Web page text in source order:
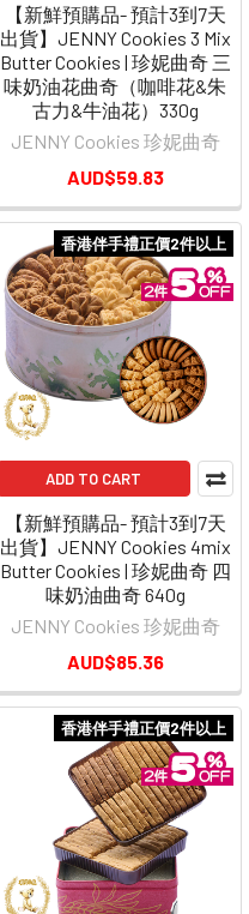
【新鮮預購品- 預計3到7天
出貨】JENNY Cookies 3 Mix
Butter Cookies | 珍妮曲奇 三
味奶油花曲奇（咖啡花&朱
古力&牛油花）330g
JENNY Cookies 珍妮曲奇
AUD$59.83
香港伴手禮正價2件以上
ADD TO CART
【新鮮預購品- 預計3到7天
出貨】JENNY Cookies 4mix
Butter Cookies | 珍妮曲奇 四
味奶油曲奇 640g
JENNY Cookies 珍妮曲奇
AUD$85.36
香港伴手禮正價2件以上